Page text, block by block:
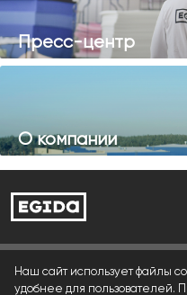
Пресс-центр
О компании
Согласие (регистрация)
Наш сайт использует файлы
удобнее для пользователей.